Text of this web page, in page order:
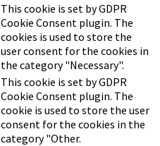
This cookie is set by GDPR
Cookie Consent plugin. The
cookies is used to store the
user consent for the cookies in
the category "Necessary".
This cookie is set by GDPR
Cookie Consent plugin. The
cookie is used to store the user
consent for the cookies in the
category "Other.